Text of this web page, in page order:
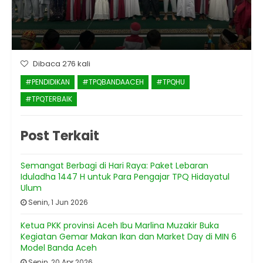
Dibaca 276 kali
#PENDIDIKAN #TPQBANDAACEH
#TPQHU
#TPQTERBAIK
Post Terkait
Semangat Berbagi di Hari Raya: Paket Lebaran
Iduladha 1447 H untuk Para Pengajar TPQ Hidayatul
Ulum
Senin, 1 Jun 2026
Ketua PKK provinsi Aceh Ibu Marlina Muzakir Buka
Kegiatan Gemar Makan Ikan dan Market Day di MIN 6
Model Banda Aceh